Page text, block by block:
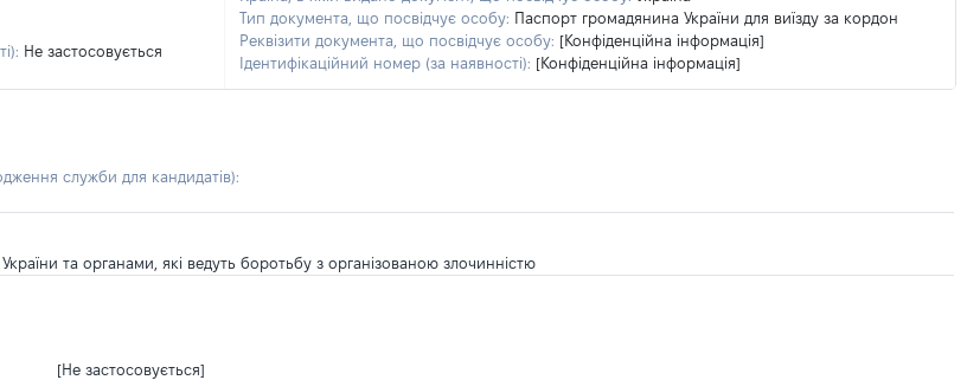
Не застосовується
Тип документа, що посвідчує особу: Паспорт громадянина України для виїзду за кордон
Реквізити документа, що посвідчує особу: [Конфіденційна інформація]
Ідентифікаційний номер (за наявності): [Конфіденційна інформація]
служби для кандидатів):
та органами, які ведуть боротьбу з організованою злочинністю
[Не застосовується]